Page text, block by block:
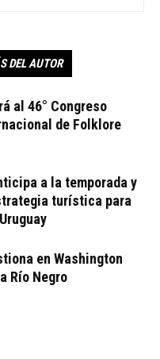
DEL AUTOR
al 46° Congreso
de Folklore
a la temporada y
turística para
en Washington
Río Negro